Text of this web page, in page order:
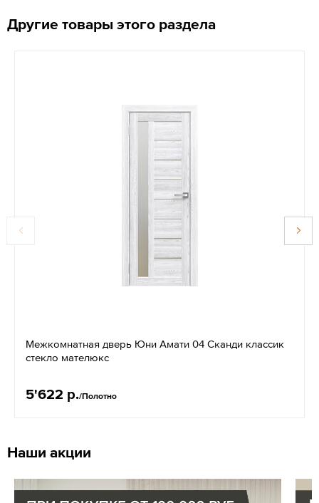
Другие товары этого раздела
Межкомнатная дверь Юни Амати 04 Сканди классик
стекло мателюкс
5'622 р./Полотно
Наши акции